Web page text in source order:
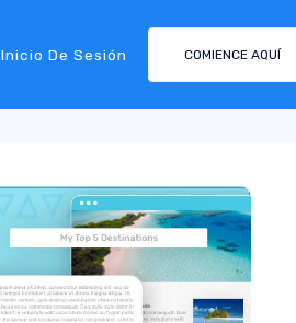
Inicio De Sesión COMIENCE AQUÍ